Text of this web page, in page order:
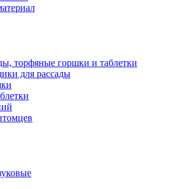
торфяные горшки и таблетки
для рассады